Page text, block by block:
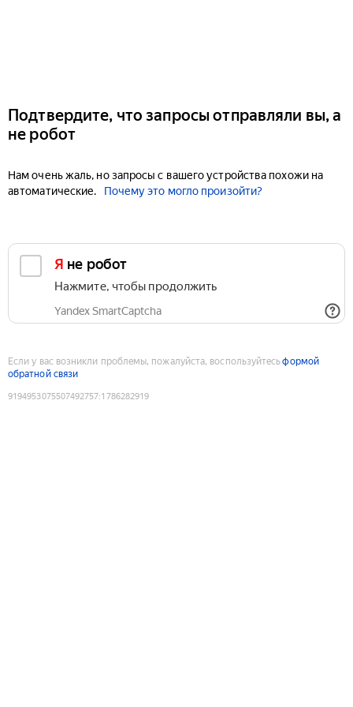
Подтвердите, что запросы отправляли вы, а
не робот
Нам очень жаль, но запросы с вашего устройства похожи на
автоматические.
Почему это могло произойти?
Я не робот
Нажмите, чтобы продолжить
Yandex SmartCaptcha
Если у вас возникли проблемы, пожалуйста, воспользуйтесьформой
обратной связи
9194953075507492757:1786282919